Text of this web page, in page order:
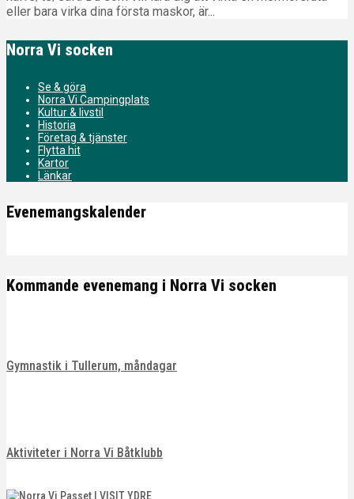
eller bara virka dina första maskor, är...
Norra Vi socken
Se & göra
Norra Vi Campingplats
Kultur & livstil
Historia
Företag & tjänster
Flytta hit
Kartor
Länkar
Evenemangskalender
Kommande evenemang i Norra Vi socken
Gymnastik i Tullerum, måndagar
Aktiviteter i Norra Vi Båtklubb